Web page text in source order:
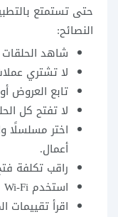
حتى تستمتع
النصائح:
شاهد الحلقات
لا تشتري
تابع العروض
لا تفتح كل
اختر مسلسلًا
أعمال.
راقب تكلفة
استخدم Wi-Fi لتقليل استهلاك بيانات الهاتف.
اقرأ تقييمات